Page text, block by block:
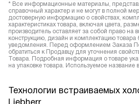
* Все информационные материалы,
справочный характер и не могут в полной
достоверную информацию о свойствах,
характеристиках товара, включая цвета,
производитель оставляет за собой право на
конструкцию, дизайн и комплектацию товара
уведомления. Перед оформлением Заказа
обратиться к Продавцу для уточнения
Товара. Подробная информация о товаре
на упаковке товара. Используемое название
Технологии встраиваемых
Liebherr